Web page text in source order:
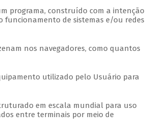
programa, construído com a intenção
de sistemas e/ou redes
nos navegadores, como quantos
utilizado pelo Usuário para
em escala mundial para uso
entre terminais por meio de